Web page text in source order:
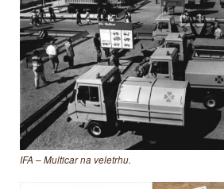
IFA – Multicar na veletrhu.